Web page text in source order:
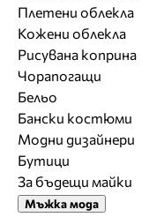
Плетени облекла
Кожени облекла
Рисувана коприна
Чорапогащи
Бельо
Бански костюми
Модни дизайнери
Бутици
За бъдещи майки
Мъжка мода